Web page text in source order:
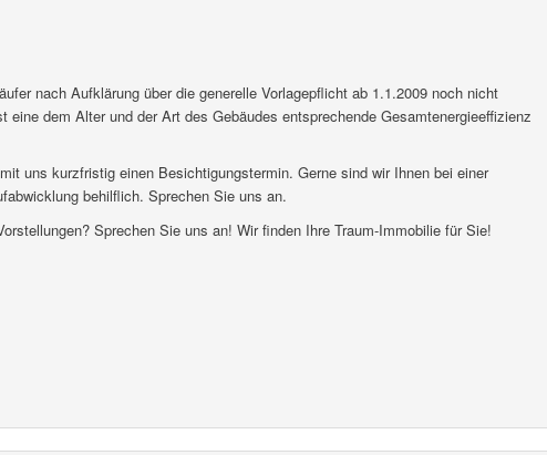
nach Aufklärung über die generelle Vorlagepflicht ab 1.1.2009 noch nicht
dem Alter und der Art des Gebäudes entsprechende Gesamtenergieeffizienz
uns kurzfristig einen Besichtigungstermin. Gerne sind wir Ihnen bei einer
behilflich. Sprechen Sie uns an.
Sprechen Sie uns an! Wir finden Ihre Traum-Immobilie für Sie!